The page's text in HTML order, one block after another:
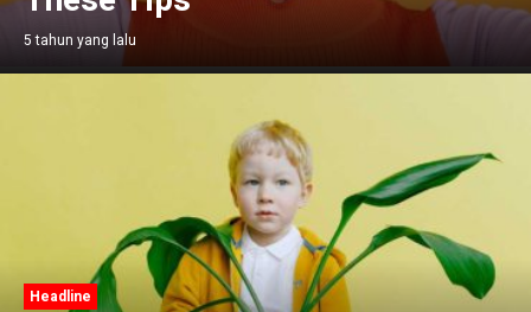
5 tahun yang lalu
Headline